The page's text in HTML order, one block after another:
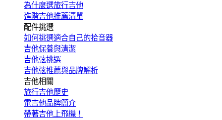
為什麼選旅行吉他
進階吉他推薦清單
配件挑選
如何挑選適合自己的拾音器
吉他保養與清潔
吉他弦挑選
吉他弦推薦與品牌解析
吉他相關
旅行吉他歷史
電吉他品牌簡介
帶著吉他上飛機！